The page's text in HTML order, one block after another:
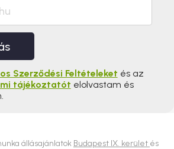
Szerződési Feltételeket és az
tájékoztatót elolvastam és
állásajánlatok Budapest IX. kerület és